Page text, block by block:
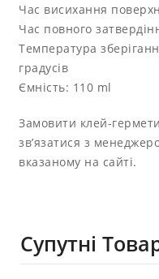
Час висихання
Час повного
Температура
градусів
Ємність: 110 ml
Замовити клей-
зв’язатися з
вказаному на сайті.
Супутні